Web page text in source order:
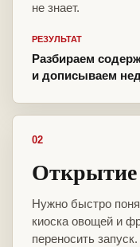
не знает.
РЕЗУЛЬТАТ
Разбираем
и дописываем
02
Открытие
Нужно быстро
киоска овощей и
переносить запуск.